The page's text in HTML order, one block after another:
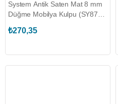
System Antik Saten Mat 8 mm
Düğme Mobilya Kulpu (SY8774
₺270,35